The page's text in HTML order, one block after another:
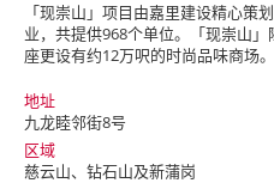
「现崇山」项目由嘉里建设精心策
业，共提供968个单位。「现崇山
座更设有约12万呎的时尚品味商场
地址
九龙睦邻街8号
区域
慈云山、钻石山及新蒲岗